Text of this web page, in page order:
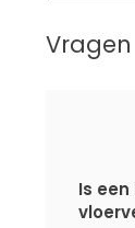
Is